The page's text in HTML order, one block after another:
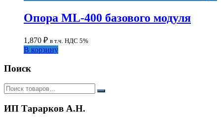
Опора ML-400 базового модуля
1,870 ₽ в т.ч. НДС 5%
В корзину
Поиск
ИП Тарарков А.Н.